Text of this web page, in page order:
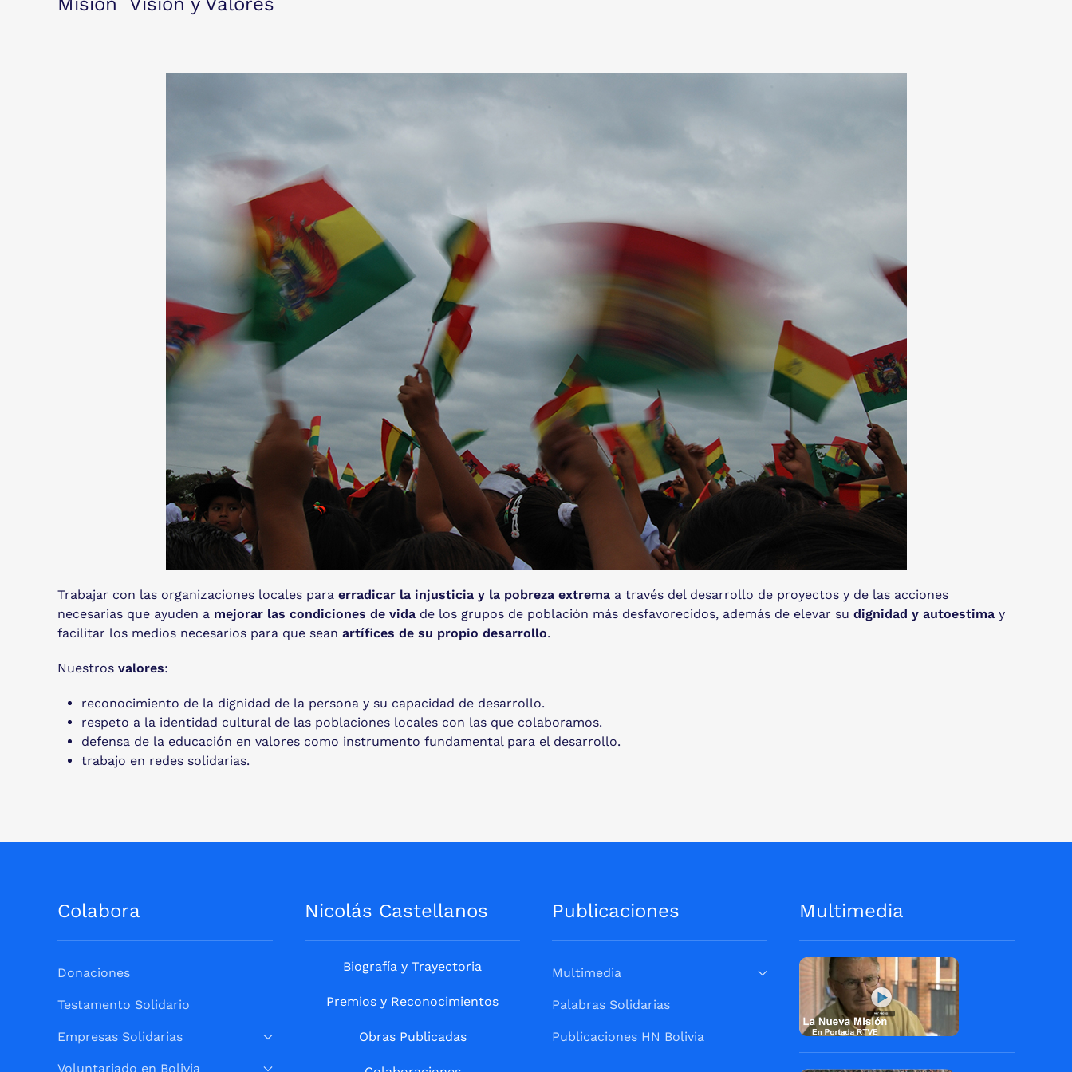
Trabajar con las organizaciones locales para erradicar la injusticia y la pobreza extrema a través del desarrollo de proyectos y de las acciones
necesarias que ayuden a mejorar las condiciones de vida de los grupos de población más desfavorecidos, además de elevar su dignidad y autoestima y
facilitar los medios necesarios para que sean artífices de su propio desarrollo.
Nuestros valores:
reconocimiento de la dignidad de la persona y su capacidad de desarrollo.
respeto a la identidad cultural de las poblaciones locales con las que colaboramos.
defensa de la educación en valores como instrumento fundamental para el desarrollo.
trabajo en redes solidarias.
Colabora
Donaciones
Testamento Solidario
Empresas Solidarias
Voluntariado en Bolivia
Nicolás Castellanos
Biografía y Trayectoria
Premios y Reconocimientos
Obras Publicadas
Publicaciones
Multimedia
Palabras Solidarias
Publicaciones HN Bolivia
Multimedia